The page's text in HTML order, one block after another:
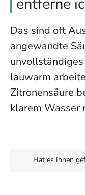
Das sind oft
angewandte
lauwarm
Zitronensäure
klarem Wasser
Hat es Ihnen